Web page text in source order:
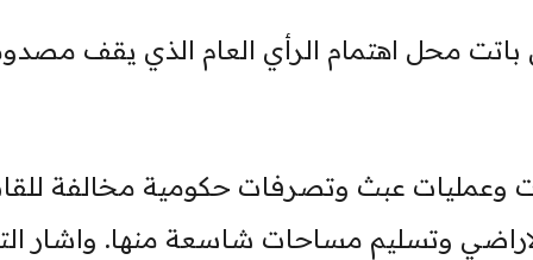
باتت محل اهتمام الرأي العام الذي يقف
وعمليات عبث وتصرفات حكومية مخالفة
وتسليم مساحات شاسعة منها. واشار